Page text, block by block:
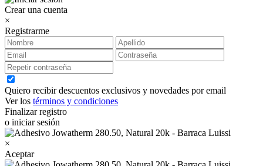
Crear una cuenta
×
Registrarme
Quiero recibir descuentos exclusivos y novedades por email
Ver los términos y condiciones
Finalizar registro
o iniciar sesión
×
Aceptar